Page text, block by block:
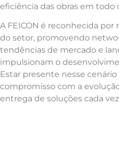
eficiência das obras em todo
A FEICON é reconhecida
do setor, promovendo
tendências de mercado e
impulsionam o
Estar presente nesse
compromisso com a
entrega de soluções cada